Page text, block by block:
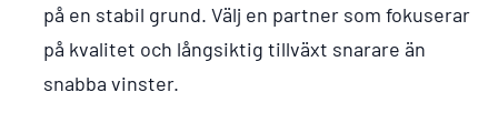
på en stabil grund. Välj en partner som fokuserar
på kvalitet och långsiktig tillväxt snarare än
snabba vinster.